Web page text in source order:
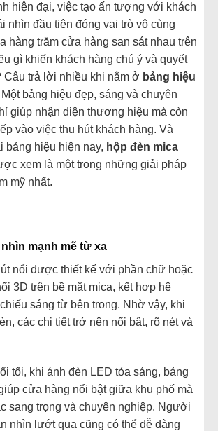
hiện đại, việc tạo ấn tượng với khách
nhìn đầu tiên đóng vai trò vô cùng
hàng trăm cửa hàng san sát nhau trên
gì khiến khách hàng chú ý và quyết
Câu trả lời nhiều khi nằm ở bảng hiệu
Một bảng hiệu đẹp, sáng và chuyên
giúp nhận diện thương hiệu mà còn
vào việc thu hút khách hàng. Và
bảng hiệu hiện nay, hộp đèn mica
xem là mộttrong những giải pháp
mỹ nhất.
nhìn mạnh mẽ từ xa
nổi được thiết kế với phần chữ hoặc
3D trên bề mặt mica, kết hợp hệ
chiếu sáng từ bên trong. Nhờ vậy, khi
các chi tiếttrở nên nổi bật, rõ nétvà
tối, khi ánh đèn LED tỏa sáng, bảng
cửa hàng nổi bậtgiữa khu phố mà
sang trọng và chuyên nghiệp. Người
nhìn lướtqua cũng có thể dễ dàng